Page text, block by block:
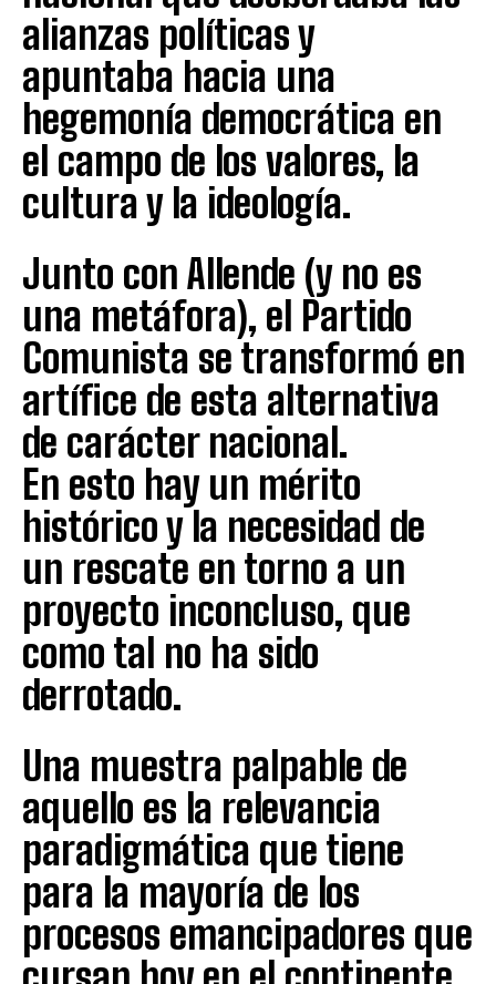
alianzas políticas y
apuntaba hacia una
hegemonía democrática en
el campo de los valores, la
cultura y la ideología.
Junto con Allende (y no es
una metáfora), el Partido
Comunista se transformó en
artífice de esta alternativa
de carácter nacional.
En esto hay un mérito
histórico y la necesidad de
un rescate en torno a un
proyecto inconcluso, que
como tal no ha sido
derrotado.
Una muestra palpable de
aquello es la relevancia
paradigmática que tiene
para la mayoría de los
procesos emancipadores que